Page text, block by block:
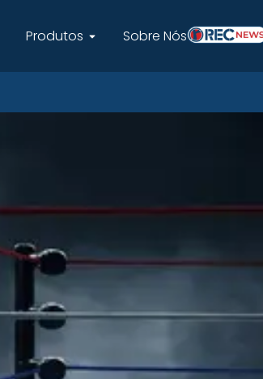
Produtos Sobre Nós